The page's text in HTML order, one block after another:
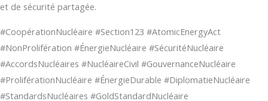
et de sécurité partagée.
#CoopérationNucléaire #Section123 #AtomicEnergyAct
#NonProlifération #ÉnergieNucléaire #SécuritéNucléaire
#AccordsNucléaires #NucléaireCivil #GouvernanceNucléaire
#ProliférationNucléaire #ÉnergieDurable #DiplomatieNucléaire
#StandardsNucléaires #GoldStandardNucléaire